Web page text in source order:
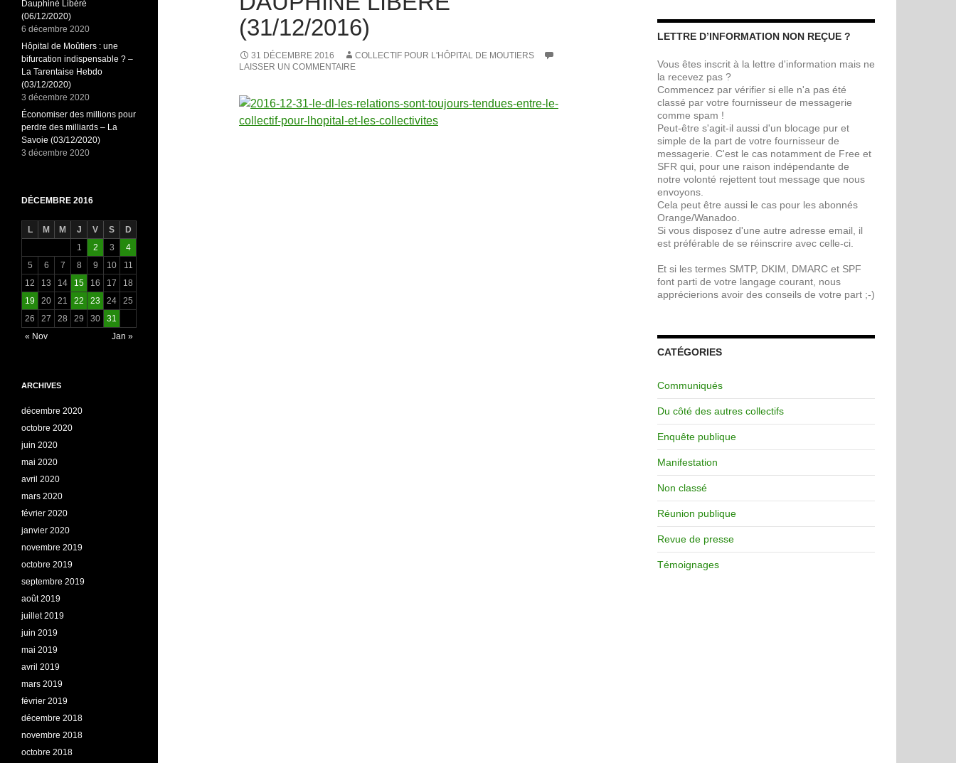
(31/12/2016)
31 DÉCEMBRE 2016
COLLECTIF POUR L'HÔPITAL DE MOUTIERS
LAISSER UN COMMENTAIRE
LETTRE D’INFORMATION NON REÇUE ?
Vous êtes inscrit à la lettre d'information mais ne
la recevez pas ?
Commencez par vérifier si elle n'a pas été
classé par votre fournisseur de messagerie
comme spam !
Peut-être s'agit-il aussi d'un blocage pur et
simple de la part de votre fournisseur de
messagerie. C'est le cas notamment de Free et
SFR qui, pour une raison indépendante de
notre volonté rejettent tout message que nous
envoyons.
Cela peut être aussi le cas pour les abonnés
Orange/Wanadoo.
Si vous disposez d'une autre adresse email, il
est préférable de se réinscrire avec celle-ci.
Et si les termes SMTP, DKIM, DMARC et SPF
font parti de votre langage courant, nous
apprécierions avoir des conseils de votre part ;-)
CATÉGORIES
Communiqués
Du côté des autres collectifs
Enquête publique
Manifestation
Non classé
Réunion publique
Revue de presse
Témoignages
Dauphiné Libéré
(06/12/2020)
6 décembre 2020
Hôpital de Moûtiers : une
bifurcation indispensable ? –
La Tarentaise Hebdo
(03/12/2020)
3 décembre 2020
Économiser des millions pour
perdre des milliards – La
Savoie (03/12/2020)
3 décembre 2020
DÉCEMBRE 2016
L M M J V S
D
1
2 3
4
5
6 7 8 9 10
11
12
13 14 15 16 17
18
19
20 21 22 23 24
25
26
27 28 29 30
31
« Nov
Jan »
ARCHIVES
décembre 2020
octobre 2020
juin 2020
mai 2020
avril 2020
mars 2020
février 2020
janvier 2020
novembre 2019
octobre 2019
septembre 2019
août 2019
juillet 2019
juin 2019
mai 2019
avril 2019
mars 2019
février 2019
décembre 2018
novembre 2018
octobre 2018